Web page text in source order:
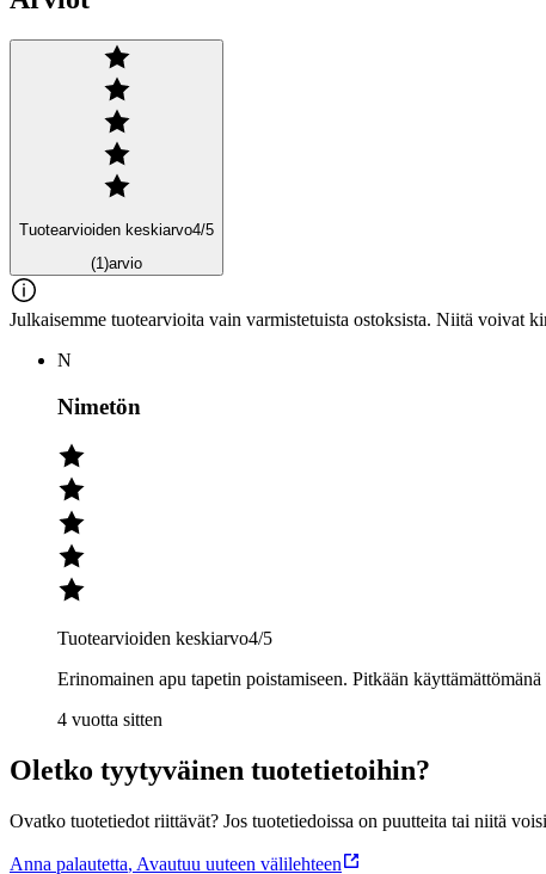
Tuotearvioiden keskiarvo4/5
(1)arvio
Julkaisemme tuotearvioita vain varmistetuista ostoksista. Niitä voivat
N
Nimetön
Tuotearvioiden keskiarvo4/5
Erinomainen apu tapetin poistamiseen. Pitkään
4 vuotta sitten
Oletko tyytyväinen tuotetietoihin?
Ovatko tuotetiedot riittävät? Jos tuotetiedoissa on puutteita tai niitä
Anna palautetta, Avautuu uuteen välilehteen